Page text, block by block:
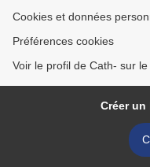
Cookies et données
Préférences cookies
Voir le profil de Cath- sur
Créer